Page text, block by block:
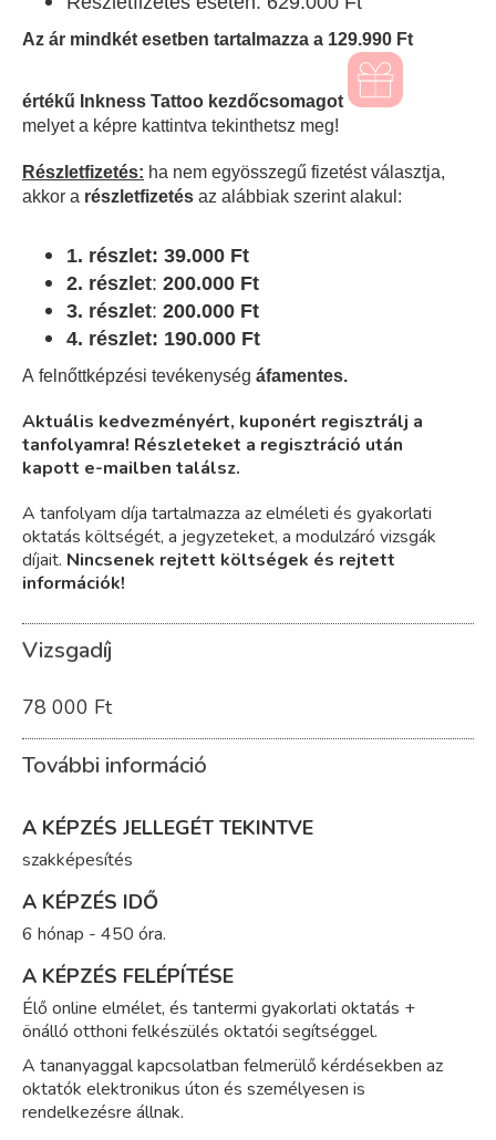
Az ár mindkét esetben tartalmazza a 129.990 Ft
értékű Inkness Tattoo kezdőcsomagot
melyet a képre kattintva tekinthetsz meg!
Részletfizetés: ha nem egyösszegű fizetést választja,
akkor a részletfizetés az alábbiak szerint alakul:
1. részlet: 39.000 Ft
2. részlet: 200.000 Ft
3. részlet: 200.000 Ft
4. részlet: 190.000 Ft
A felnőttképzési tevékenység áfamentes.
Aktuális kedvezményért, kuponért regisztrálj a
tanfolyamra! Részleteket a regisztráció után
kapott e-mailben találsz.
A tanfolyam díja tartalmazza az elméleti és gyakorlati
oktatás költségét, a jegyzeteket, a modulzáró vizsgák
díjait. Nincsenek rejtett költségek és rejtett
információk!
Vizsgadíj
78 000 Ft
További információ
A KÉPZÉS JELLEGÉT TEKINTVE
szakképesítés
A KÉPZÉS IDŐ
6 hónap - 450 óra.
A KÉPZÉS FELÉPÍTÉSE
Élő online elmélet, és tantermi gyakorlati oktatás +
önálló otthoni felkészülés oktatói segítséggel.
A tananyaggal kapcsolatban felmerülő kérdésekben az
oktatók elektronikus úton és személyesen is
rendelkezésre állnak.